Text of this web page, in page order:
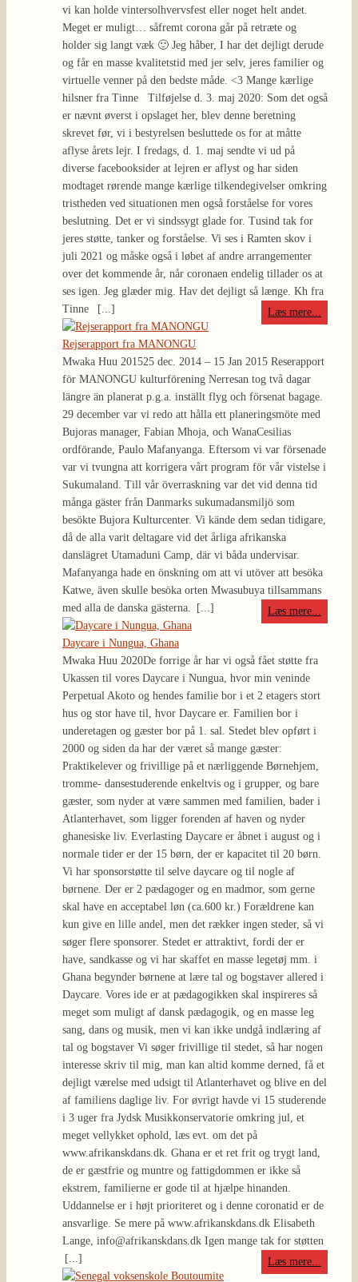
vi kan holde vintersolhvervsfest eller noget helt andet.
Meget er muligt… såfremt corona går på retræte og
holder sig langt væk 🙂 Jeg håber, I har det dejligt derude
og får en masse kvalitetstid med jer selv, jeres familier og
virtuelle venner på den bedste måde. <3 Mange kærlige
hilsner fra Tinne Tilføjelse d. 3. maj 2020: Som det også
er nævnt øverst i opslaget her, blev denne beretning
skrevet før, vi i bestyrelsen besluttede os for at måtte
aflyse årets lejr. I fredags, d. 1. maj sendte vi ud på
diverse facebooksider at lejren er aflyst og har siden
modtaget rørende mange kærlige tilkendegivelser omkring
tristheden ved situationen men også forståelse for vores
beslutning. Det er vi sindssygt glade for. Tusind tak for
jeres støtte, tanker og forståelse. Vi ses i Ramten skov i
juli 2021 og måske også i løbet af andre arrangementer
over det kommende år, når coronaen endelig tillader os at
ses igen. Jeg glæder mig. Hav det dejligt så længe. Kh fra
Tinne
[...] Læs mere...
Rejserapport fra MANONGU
Mwaka Huu 201525 dec. 2014 – 15 Jan 2015 Reserapport
för MANONGU kulturförening Nerresan tog två dagar
längre än planerat p.g.a. inställt flyg och försenat bagage.
29 december var vi redo att hålla ett planeringsmöte med
Bujoras manager, Fabian Mhoja, och WanaCesilias
ordförande, Paulo Mafanyanga. Eftersom vi var försenade
var vi tvungna att korrigera vårt program för vår vistelse i
Sukumaland. Till vår överraskning var det vid denna tid
många gäster från Danmarks sukumadansmiljö som
besökte Bujora Kulturcenter. Vi kände dem sedan tidigare,
då de alla varit deltagare vid det årliga afrikanska
danslägret Utamaduni Camp, där vi båda undervisar.
Mafanyanga hade en önskning om att vi utöver att besöka
Katwe, även skulle besöka orten Mwasubuya tillsammans
med alla de danska gästerna.
[...] Læs mere...
Daycare i Nungua, Ghana
Mwaka Huu 2020De forrige år har vi også fået støtte fra
Ukassen til vores Daycare i Nungua, hvor min veninde
Perpetual Akoto og hendes familie bor i et 2 etagers stort
hus og stor have til, hvor Daycare er. Familien bor i
underetagen og gæster bor på 1. sal. Stedet blev opført i
2000 og siden da har der været så mange gæster:
Praktikelever og frivillige på et nærliggende Børnehjem,
tromme- dansestuderende enkeltvis og i grupper, og bare
gæster, som nyder at være sammen med familien, bader i
Atlanterhavet, som ligger forenden af haven og nyder
ghanesiske liv. Everlasting Daycare er åbnet i august og i
normale tider er der 15 børn, der er kapacitet til 20 børn.
Vi har sponsorstøtte til selve daycare og til nogle af
børnene. Der er 2 pædagoger og en madmor, som gerne
skal have en acceptabel løn (ca.600 kr.) Forældrene kan
kun give en lille andel, men det rækker ingen steder, så vi
søger flere sponsorer. Stedet er attraktivt, fordi der er
have, sandkasse og vi har skaffet en masse legetøj mm. i
Ghana begynder børnene at lære tal og bogstaver allered i
Daycare. Vores ide er at pædagogikken skal inspireres så
meget som muligt af dansk pædagogik, og en masse leg
sang, dans og musik, men vi kan ikke undgå indlæring af
tal og bogstaver Vi søger frivillige til stedet, så har nogen
interesse skriv til mig, man kan altid komme derned, få et
dejligt værelse med udsigt til Atlanterhavet og blive en del
af familiens daglige liv. For øvrigt havde vi 15 studerende
i 3 uger fra Jydsk Musikkonservatorie omkring jul, et
meget vellykket ophold, læs evt. om det på
www.afrikanskdans.dk. Ghana er et ret frit og trygt land,
de er gæstfrie og muntre og fattigdommen er ikke så
ekstrem, familierne er gode til at hjælpe hinanden.
Uddannelse er i højt prioriteret og i denne coronatid er de
ansvarlige. Se mere på www.afrikanskdans.dk Elisabeth
Lange, info@afrikanskdans.dk Igen mange tak for støtten
[...]
Læs mere...